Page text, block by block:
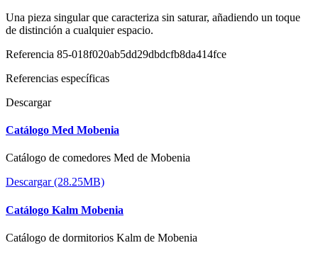
Una pieza singular que caracteriza sin saturar, añadiendo un toque
de distinción a cualquier espacio.
Referencia 85-018f020ab5dd29dbdcfb8da414fce
Referencias específicas
Descargar
Catálogo Med Mobenia
Catálogo de comedores Med de Mobenia
Descargar (28.25MB)
Catálogo Kalm Mobenia
Catálogo de dormitorios Kalm de Mobenia